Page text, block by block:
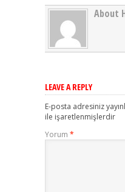
About
LEAVE A REPLY
E-posta adresiniz
ile işaretlenmişlerdir
Yorum *